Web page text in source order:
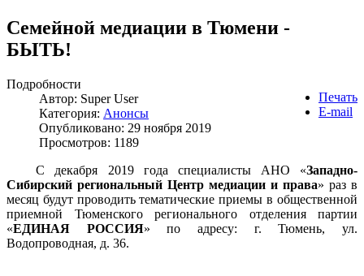
Семейной медиации в Тюмени -
БЫТЬ!
Печать
E-mail
Подробности
Автор: Super User
Категория: Анонсы
Опубликовано: 29 ноября 2019
Просмотров: 1189
С декабря 2019 года специалисты АНО «Западно-
Сибирский региональный Центр медиации и права» раз в
месяц будут проводить тематические приемы в общественной
приемной Тюменского регионального отделения партии
«ЕДИНАЯ РОССИЯ» по адресу: г. Тюмень, ул.
Водопроводная, д. 36.